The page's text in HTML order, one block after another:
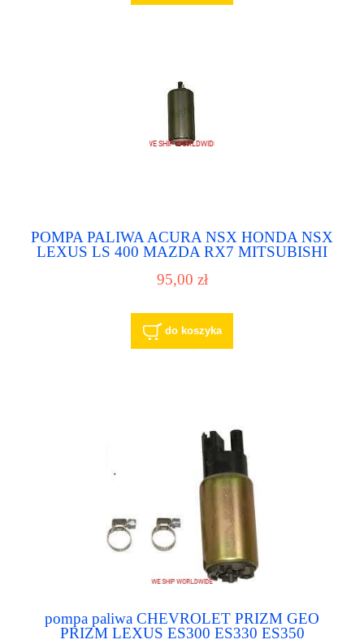
POMPA PALIWA ACURA NSX HONDA NSX
LEXUS LS 400 MAZDA RX7 MITSUBISHI
95,00 zł
do koszyka
pompa paliwa CHEVROLET PRIZM GEO
PRIZM LEXUS ES300 ES330 ES350